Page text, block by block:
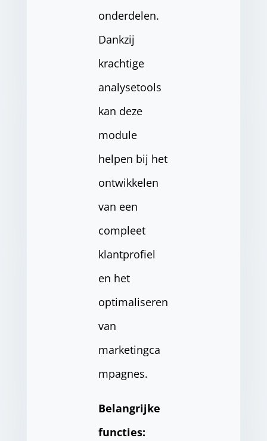
onderdelen.
Dankzij
krachtige
analysetools
kan deze
module
helpen bij het
ontwikkelen
van een
compleet
klantprofiel
en het
optimaliseren
van
marketingca
mpagnes.
Belangrijke
functies: